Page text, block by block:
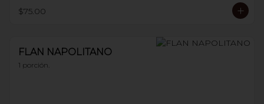
$75.00
FLAN NAPOLITANO
1 porción.